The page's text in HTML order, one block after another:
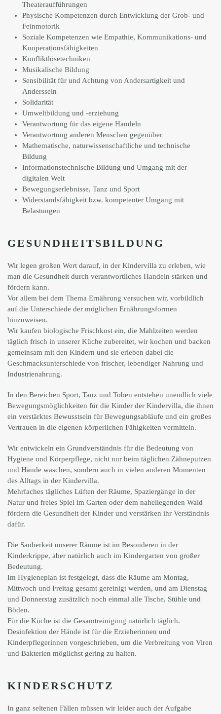
Theateraufführungen
Physische Kompetenzen durch Entwicklung der Grob- und
Feinmotorik
Soziale Kompetenzen wie Empathie, Kommunikations- und
Kooperationsfähigkeiten
Konfliktlösetechniken
Musikalische Bildung
Sensibilität für und Achtung von Andersartigkeit und
Anderssein
Solidarität
Umweltbildung und -erziehung
Verantwortung für das eigene Handeln
Verantwortung anderen Menschen gegenüber
Mathematische, naturwissenschaftliche und technische
Bildung
Informationstechnische Bildung und Umgang mit der
digitalen Welt
Bewegungserlebnisse, Tanz und Sport
Widerstandsfähigkeit bzw. kompetenter Umgang mit
Belastungen
GESUNDHEITSBILDUNG
Wir legen großen Wert darauf, in der Kindervilla zu erleben, wie
man die Gesundheit durch verantwortliches Handeln stärken und
fördern kann.
Vor allem bei dem Thema Ernährung versuchen wir, vorbildlich
auf die Unterschiede der möglichen Ernährungsformen
hinzuweisen.
Wir kaufen biologische Frischkost ein, die Mahlzeiten werden
täglich frisch in unserer Küche zubereitet, wir kochen und backen
gemeinsam mit den Kindern und sie erleben dabei die
Geschmacksunterschiede von frischer, lebendiger Nahrung und
Industrienahrung.
In den Bereichen Sport, Tanz und Toben entstehen unendlich viele
Bewegungsmöglichkeiten für die Kinder der Kindervilla, die ihnen
ein verstärktes Bewusstsein für Bewegungsabläufe und ein großes
Vertrauen in die eigenen körperlichen Fähigkeiten vermitteln.
Wir entwickeln ein Grundverständnis für die Bedeutung von
Hygiene und Körperpflege, nicht nur beim täglichen Zähneputzen
und Hände waschen, sondern auch in vielen anderen Momenten
des Alltags in der Kindervilla.
Mehrfaches tägliches Lüften der Räume, Spaziergänge in der
Natur und freies Spiel im Garten oder dem naheliegenden Wald
fördern die Gesundheit der Kinder und verstärken ihr Verständnis
dafür.
Die Sauberkeit unserer Räume ist im Besonderen in der
Kinderkrippe, aber natürlich auch im Kindergarten von großer
Bedeutung.
Im Hygieneplan ist festgelegt, dass die Räume am Montag,
Mittwoch und Freitag gesamt gereinigt werden, und am Dienstag
und Donnerstag zusätzlich noch einmal alle Tische, Stühle und
Böden.
Für die Küche ist die Gesamtreinigung natürlich täglich.
Desinfektion der Hände ist für die Erzieherinnen und
Kinderpflegerinnen vorgeschrieben, um die Verbreitung von Viren
und Bakterien möglichst gering zu halten.
KINDERSCHUTZ
In ganz seltenen Fällen müssen wir leider auch der Aufgabe